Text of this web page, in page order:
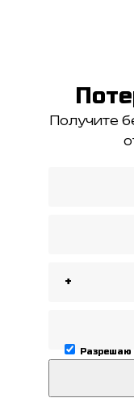
Получите
Разрешаю